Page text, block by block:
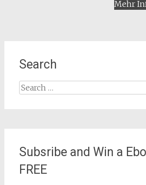
Mehr
Search
Search
for:
Subsribe and Win a
FREE